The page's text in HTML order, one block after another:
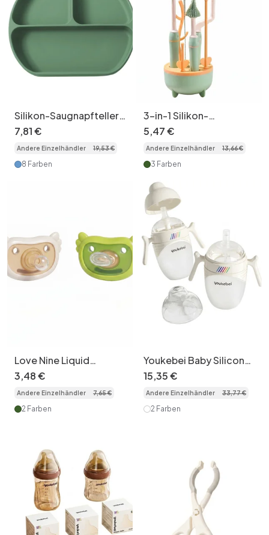
Silikon-Saugnapfteller
für Babys mit
Trennwänden und
Deckel – Fütterung von
Kleinkindern
7,81€
Andere Einzelhändler 19,53€
8 Farben
3-in-1 Silikon-
Flaschenbürsten-Set
mit Abtropfgestell
5,47€
Andere Einzelhändler 13,66€
3 Farben
Love Nine Liquid
Silicone Baby Soothing
Pacifier Set
3,48€
Andere Einzelhändler 7,65€
2 Farben
Youkebei Baby Silicone
Training Sippy Cup
240ml
15,35€
Andere Einzelhändler 33,77€
2 Farben